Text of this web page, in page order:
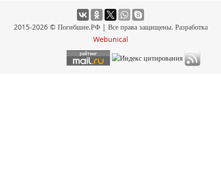
2015-2026 © Погибшие.РФ | Все права защищены. Разработка
Webunical